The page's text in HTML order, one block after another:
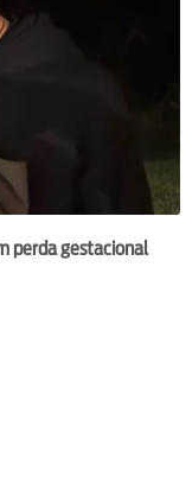
perda gestacional